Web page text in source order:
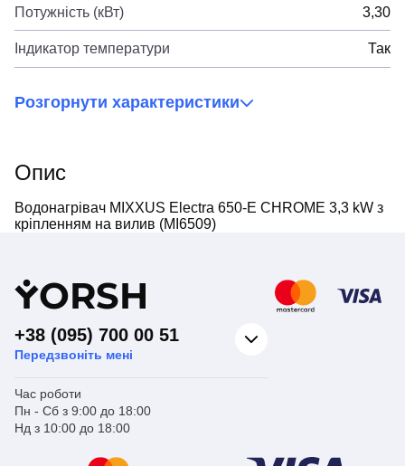
Потужність (кВт) 3,30
Індикатор температури Так
Розгорнути характеристики
Опис
Водонагрівач MIXXUS Electra 650-E CHROME 3,3 kW з
кріпленням на вилив (MI6509)
YORSH
+38 (095) 700 00 51
Передзвоніть мені
Час роботи
Пн - Сб з 9:00 до 18:00
Нд з 10:00 до 18:00